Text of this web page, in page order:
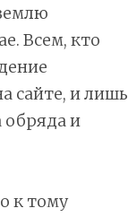
Всем, кто
сайте, и лишь
обряда и
к тому